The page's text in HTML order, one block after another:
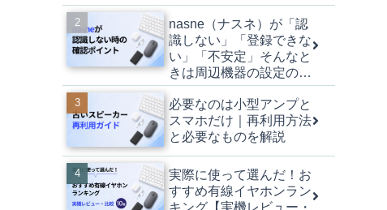
nasne（ナスネ）が「認
識しない」「登録できな
い」「不安定」そんなと
きは周辺機器の設定の見
直しを｜初心者向けに手
順を解説
必要なのは小型アンプと
スマホだけ｜再利用方法
と必要なものを解説
実際に使って選んだ！お
すすめ有線イヤホンラン